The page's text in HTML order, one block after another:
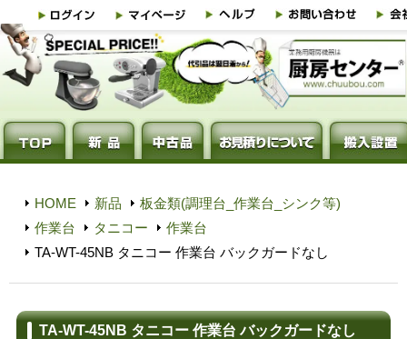
HOME 新品
板金類(調理台_作業台_シンク等)
作業台
タニコー
作業台
TA-WT-45NB タニコー 作業台 バックガードなし
TA-WT-45NB タニコー 作業台 バックガードなし